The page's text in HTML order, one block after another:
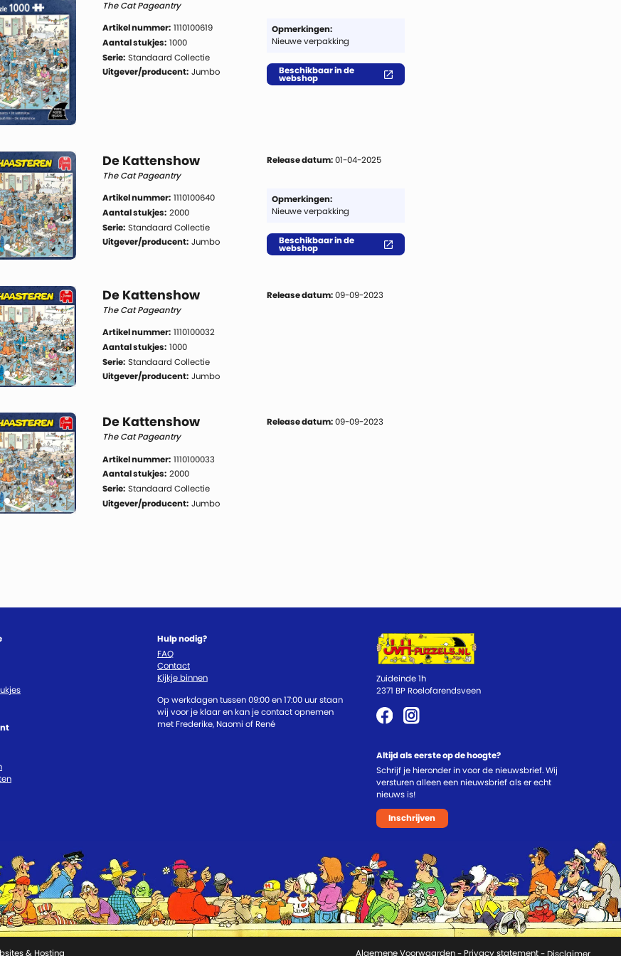
The Cat Pageantry
Artikel nummer: 1110100619
Aantal stukjes: 1000
Serie: Standaard Collectie
Uitgever/producent: Jumbo
Opmerkingen:
Nieuwe verpakking
Beschikbaar in de
webshop
De Kattenshow
The Cat Pageantry
Artikel nummer: 1110100640
Aantal stukjes: 2000
Serie: Standaard Collectie
Uitgever/producent: Jumbo
Release datum: 01-04-2025
Opmerkingen:
Nieuwe verpakking
Beschikbaar in de
webshop
De Kattenshow
The Cat Pageantry
Artikel nummer: 1110100032
Aantal stukjes: 1000
Serie: Standaard Collectie
Uitgever/producent: Jumbo
Release datum: 09-09-2023
De Kattenshow
The Cat Pageantry
Artikel nummer: 1110100033
Aantal stukjes: 2000
Serie: Standaard Collectie
Uitgever/producent: Jumbo
Release datum: 09-09-2023
Hulp nodig?
FAQ
Contact
Kijkje binnen
Op werkdagen tussen 09:00 en 17:00 uur staan
wij voor je klaar en kan je contact opnemen
met Frederike, Naomi of René
Zuideinde 1h
2371 BP Roelofarendsveen
Altijd als eerste op de hoogte?
Schrijf je hieronder in voor de nieuwsbrief. Wij
versturen alleen een nieuwsbrief als er echt
nieuws is!
Inschrijven
& Hosting Algemene Voorwaarden- Privacy statement- Disclaimer